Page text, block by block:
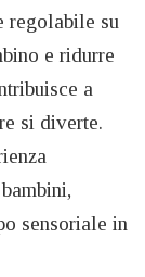
regolabile su
e ridurre
a
si diverte.
sensoriale in